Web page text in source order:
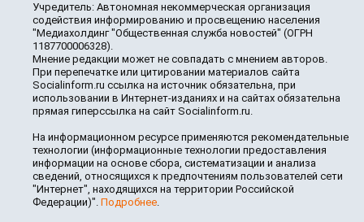
Учредитель: Автономная некоммерческая организация
содействия информированию и просвещению населения
"Медиахолдинг "Общественная служба новостей" (ОГРН
1187700006328).
Мнение редакции может не совпадать с мнением авторов.
При перепечатке или цитировании материалов сайта
Socialinform.ru ссылка на источник обязательна, при
использовании в Интернет-изданиях и на сайтах обязательна
прямая гиперссылка на сайт Socialinform.ru.
На информационном ресурсе применяются рекомендательные
технологии (информационные технологии предоставления
информации на основе сбора, систематизации и анализа
сведений, относящихся к предпочтениям пользователей сети
"Интернет", находящихся на территории Российской
Федерации)". Подробнее.